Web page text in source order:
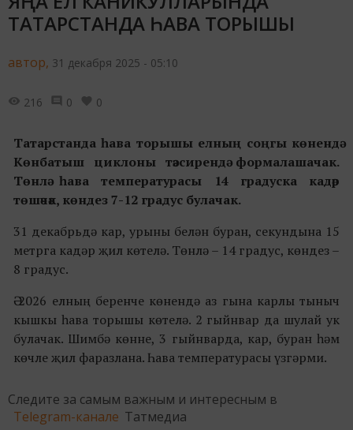
ТАТАРСТАНДА ҺАВА ТОРЫШЫ
автор, 31 декабря 2025 - 05:10
216 0 0
Татарстанда һава торышы елның соңгы көнендә
Көнбатыш циклоны тәэсирендә формалашачак.
Төнлә һава температурасы 14 градуска кадәр
төшәчәк, көндез 7-12 градус булачак.
31 декабрьдә кар, урыны белән буран, секундына 15
метрга кадәр җил көтелә. Төнлә – 14 градус, көндез –
8 градус.
Ә 2026 елның беренче көнендә аз гына карлы тыныч
кышкы һава торышы көтелә. 2 гыйнвар да шулай ук
булачак. Шимбә көнне, 3 гыйнварда, кар, буран һәм
көчле җил фаразлана. Һава температурасы үзгәрми.
Следите за самым важным и интересным в
Telegram-канале Татмедиа